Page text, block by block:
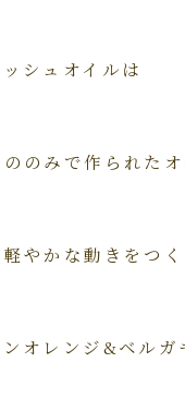
シュオイルは
のみで作られた
やかな動きをつく
ンオレンジ&ベル